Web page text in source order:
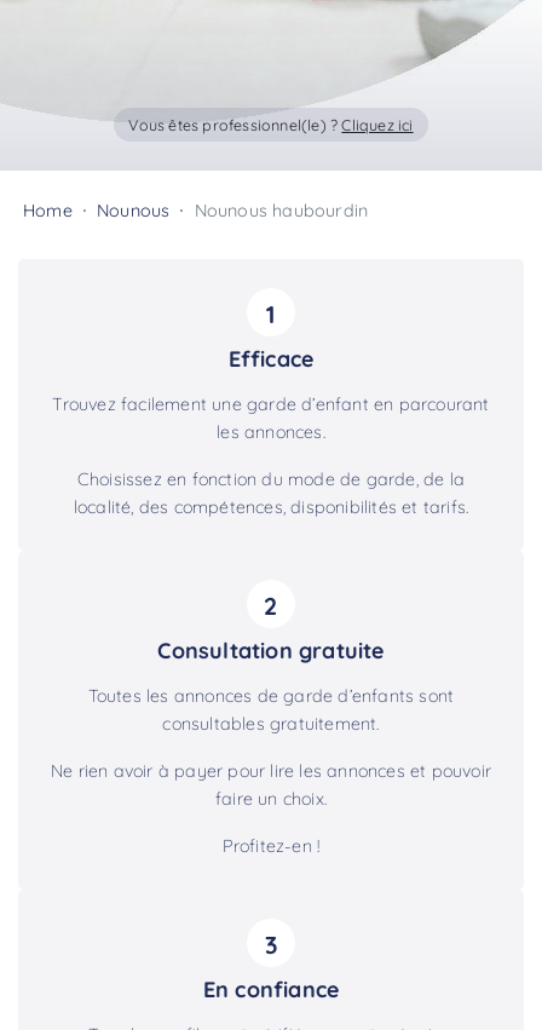
Vous êtes professionnel(le) ?Cliquez ici
Home Nounous Nounous haubourdin
1
Efficace
Trouvez facilement une garde d’enfant en parcourant
les annonces.
Choisissez en fonction du mode de garde, de la
localité, des compétences, disponibilités et tarifs.
2
Consultation gratuite
Toutes les annonces de garde d’enfants sont
consultables gratuitement.
Ne rien avoir à payer pour lire les annonces et pouvoir
faire un choix.
Profitez-en !
3
En confiance